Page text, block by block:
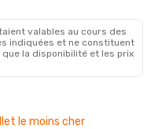
valables au cours des
indiquées et ne constituent
la disponibilité et les prix
le moins cher